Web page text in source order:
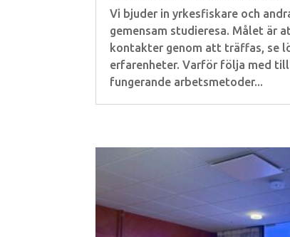
Vi bjuder in yrkesfiskare och
gemensam studieresa. Målet är
kontakter genom att träffas, se
erfarenheter. Varför följa med till
fungerande arbetsmetoder...